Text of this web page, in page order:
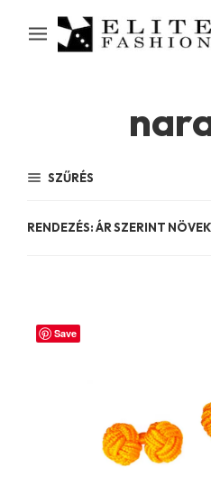
SZŰRÉS
Save